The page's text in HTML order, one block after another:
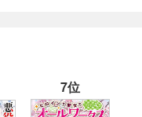
7位